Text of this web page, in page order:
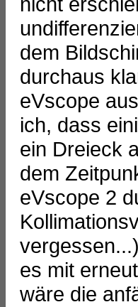
dem
durchaus
eVscope
ich, dass
ein Dreieck
dem
eVscope 2
es mit
wäre die